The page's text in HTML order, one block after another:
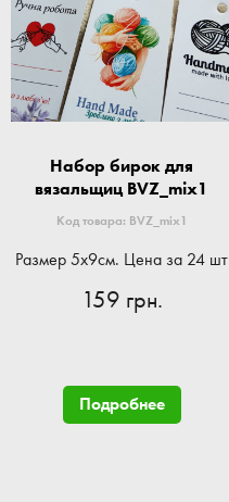
Набор бирок для
вязальщиц BVZ_mix1
Код товара: BVZ_mix1
Размер 5x9см. Цена за 24 шт
159 грн.
Подробнее